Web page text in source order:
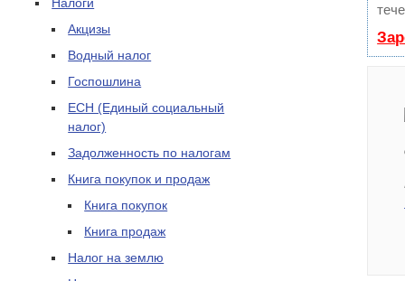
Акцизы
Водный налог
Госпошлина
ЕСН (Единый социальный
налог)
Задолженность по налогам
Книга покупок и продаж
Книга покупок
Книга продаж
Налог на землю